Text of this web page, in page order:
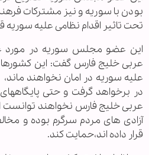
بودن با سوریه و نیز مشترکات
تحت تاثیر اقدام نظامی علیه سوریه
این عضو مجلس سوریه در مورد
عربی خلیج فارس گفت: این کشورها
علیه سوریه در امان نخواهند
در برخواهد گرفت و حتی
عربی خلیج فارس نخواهند توانست
آزادی های مردم سرگرم بوده و
قرار داده اند،حمایت کند.